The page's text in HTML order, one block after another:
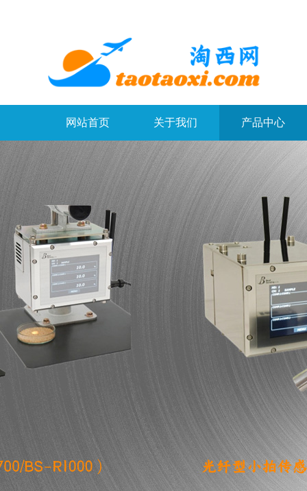
网站首页 关于我们 产品中心